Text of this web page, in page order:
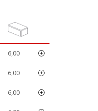
6,00
6,00
6,00